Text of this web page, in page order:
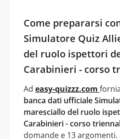
Come prepararsi
Simulatore Quiz
del ruolo ispettori
Carabinieri - corso
Ad easy-quizzz.com
banca dati ufficiale
maresciallo del ruolo
Carabinieri - corso
domande e 13 argomenti.